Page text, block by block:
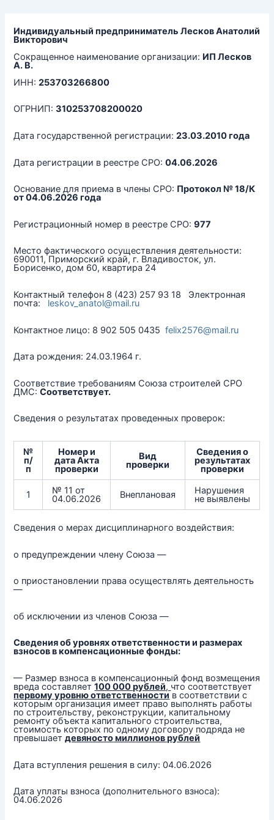
Индивидуальный предприниматель Лесков Анатолий
Викторович
Сокращенное наименование организации: ИП Лесков
А. В.
ИНН:253703266800
ОГРНИП:310253708200020
Дата государственной регистрации:23.03.2010 года
Дата регистрации в реестре СРО:04.06.2026
Основание для приема в члены СРО: Протокол № 18/К
от 04.06.2026 года
Регистрационный номер в реестре СРО:977
Место фактического осуществления деятельности:
690011, Приморский край, г. Владивосток, ул.
Борисенко, дом 60, квартира 24
Контактный телефон 8 (423) 257 93 18 Электронная
почта: leskov_anatol@mail.ru
Контактное лицо: 8 902 505 0435felix2576@mail.ru
Дата рождения: 24.03.1964 г.
Соответствие требованиям Союза строителей СРО
ДМС:Соответствует.
Сведения о результатах проведенных проверок:
№
п/
п
Номер и
дата Акта
проверки
Вид
проверки
Сведения о
результатах
проверки
1 № 11 от
04.06.2026 Внеплановая Нарушения
не выявлены
Сведения о мерах дисциплинарного воздействия:
о предупреждении члену Союза —
о приостановлении права осуществлять деятельность
—
об исключении из членов Союза —
Сведения об уровнях ответственности и размерах
взносов в компенсационные фонды:
— Размер взноса в компенсационный фонд возмещения
вреда составляет100 000 рублей, что соответствует
первому уровню ответственности в соответствии с
которым организация имеет право выполнять работы
по строительству, реконструкции, капитальному
ремонту объекта капитального строительства,
стоимость которых по одному договору подряда не
превышаетдевяностомиллионов рублей
Дата вступления решения в силу: 04.06.2026
Дата уплаты взноса (дополнительного взноса):
04.06.2026